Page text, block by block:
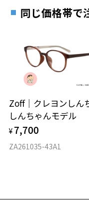
9.5g
※着脱式サングラス：デモレ
タイプ
材質
す。
お近くのZoff実店舗に
その際は記入用紙をダ
同じ価格帯で
Zoff｜クレヨンしん
しんちゃんモデル
¥ 7,700
ZA261035-43A1